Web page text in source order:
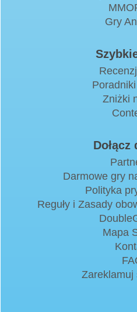
Gry
Zniżki
Dołącz
Darmowe gry
Polityka
Reguły i Zasady
Mapa
Zareklamuj